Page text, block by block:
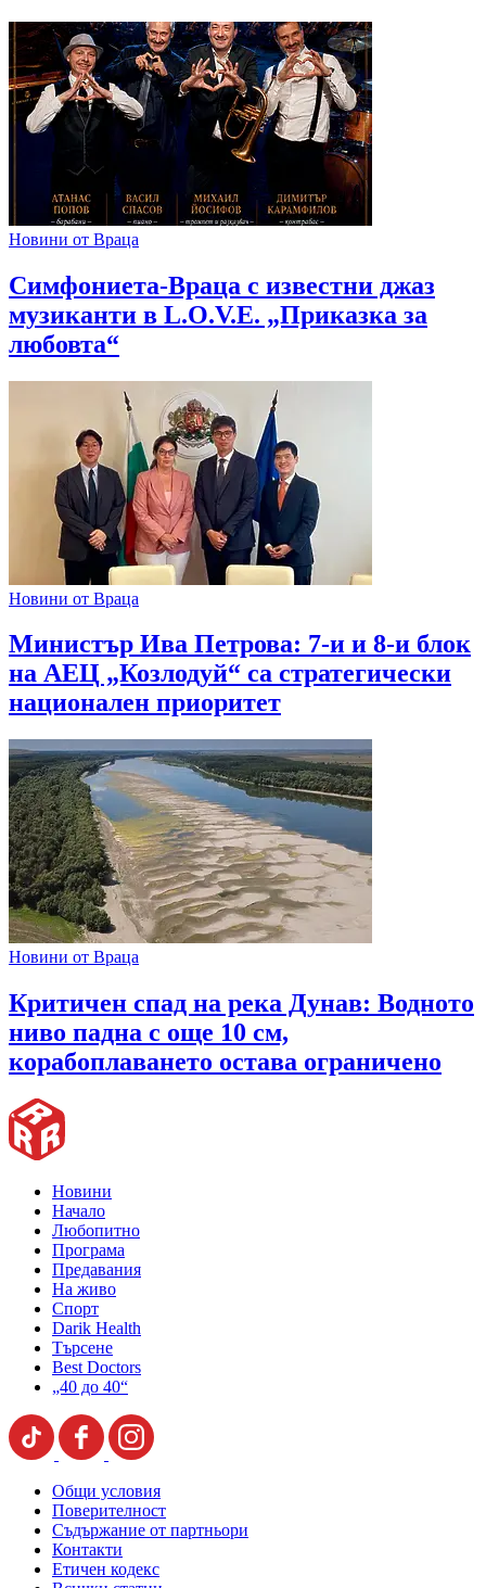
Новини от Враца
Симфониета-Враца с известни джаз
музиканти в L.O.V.E. „Приказка за
любовта“
Новини от Враца
Министър Ива Петрова: 7-и и 8-и блок
на АЕЦ „Козлодуй“ са стратегически
национален приоритет
Новини от Враца
Критичен спад на река Дунав: Водното
ниво падна с още 10 см,
корабоплаването остава ограничено
Новини
Начало
Любопитно
Програма
Предавания
На живо
Спорт
Darik Health
Търсене
Best Doctors
„40 до 40“
Общи условия
Поверителност
Съдържание от партньори
Контакти
Етичен кодекс